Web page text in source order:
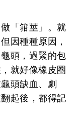
「箝莖」。就
因種種原因，
頭，過緊的包
就好像橡皮圈
頭缺血、劇
起後，都得記